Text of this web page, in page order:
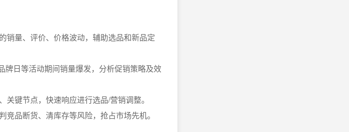
销量、评价、价格波动，辅助选品和新品定
日等活动期间销量爆发，分析促销策略及效
键节点，快速响应进行选品/营销调整。
品断货、清库存等风险，抢占市场先机。